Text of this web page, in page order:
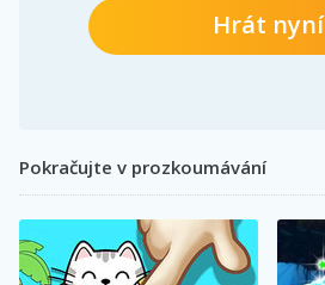
Hrát nyní
Pokračujte v prozkoumávání